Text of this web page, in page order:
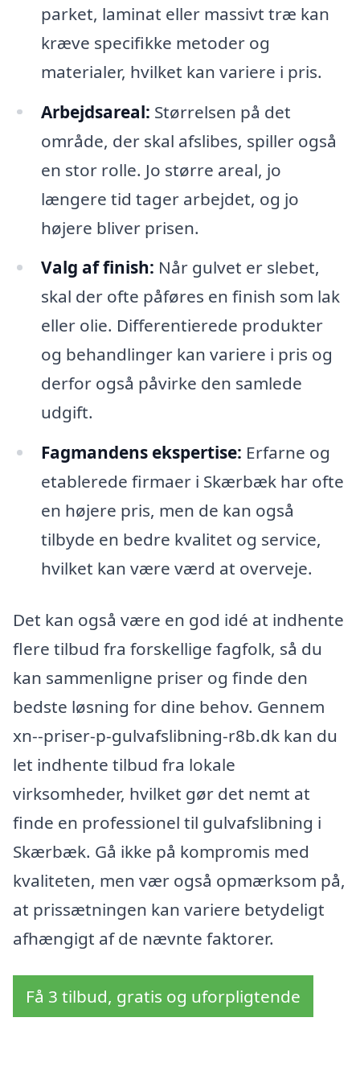
parket, laminat eller massivt træ kan
kræve specifikke metoder og
materialer, hvilket kan variere i pris.
Arbejdsareal: Størrelsen på det
område, der skal afslibes, spiller også
en stor rolle. Jo større areal, jo
længere tid tager arbejdet, og jo
højere bliver prisen.
Valg af finish: Når gulvet er slebet,
skal der ofte påføres en finish som lak
eller olie. Differentierede produkter
og behandlinger kan variere i pris og
derfor også påvirke den samlede
udgift.
Fagmandens ekspertise: Erfarne og
etablerede firmaer i Skærbæk har ofte
en højere pris, men de kan også
tilbyde en bedre kvalitet og service,
hvilket kan være værd at overveje.
Det kan også være en god idé at indhente
flere tilbud fra forskellige fagfolk, så du
kan sammenligne priser og finde den
bedste løsning for dine behov. Gennem
xn--priser-p-gulvafslibning-r8b.dk kan du
let indhente tilbud fra lokale
virksomheder, hvilket gør det nemt at
finde en professionel til gulvafslibning i
Skærbæk. Gå ikke på kompromis med
kvaliteten, men vær også opmærksom på,
at prissætningen kan variere betydeligt
afhængigt af de nævnte faktorer.
Få 3 tilbud, gratis og uforpligtende